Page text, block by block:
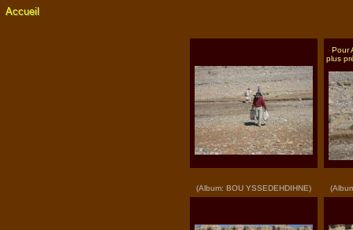
(Album: BOU YSSEDEHDIHNE)
Pour
plus